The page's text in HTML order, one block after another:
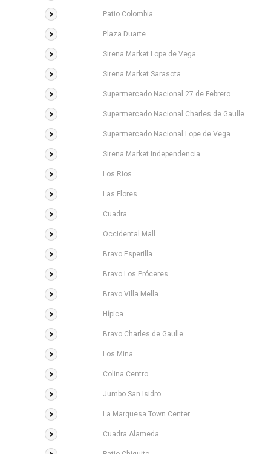
Patio Colombia
Plaza Duarte
Sirena Market Lope de Vega
Sirena Market Sarasota
Supermercado Nacional 27 de Febrero
Supermercado Nacional Charles de Gaulle
Supermercado Nacional Lope de Vega
Sirena Market Independencia
Los Rios
Las Flores
Cuadra
Occidental Mall
Bravo Esperilla
Bravo Los Próceres
Bravo Villa Mella
Hípica
Bravo Charles de Gaulle
Los Mina
Colina Centro
Jumbo San Isidro
La Marquesa Town Center
Cuadra Alameda